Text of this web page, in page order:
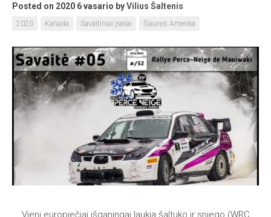
Posted on 2020 6 vasario byVilius Šaltenis
2020 Kanada Savaitiniai įrašai Šiaurės Amerika
Vieni europiečiai išganingai laukia šaltuko ir sniego (WRC